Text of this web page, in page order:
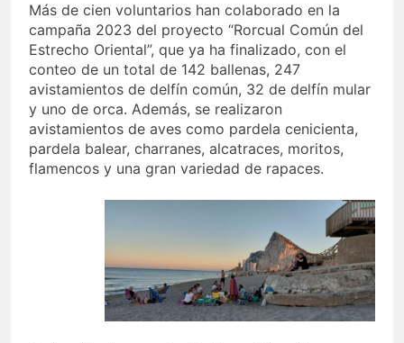
La feria se despide por todo
lo alto: Antonio José,
fuegos artificiales y música
hasta el amanecer
2 Semanas Atrás
Más de cien voluntarios han colaborado en la
campaña 2023 del proyecto “Rorcual Común del
Estrecho Oriental”, que ya ha finalizado, con el
conteo de un total de 142 ballenas, 247
avistamientos de delfín común, 32 de delfín mular
y uno de orca. Además, se realizaron
avistamientos de aves como pardela cenicienta,
pardela balear, charranes, alcatraces, moritos,
flamencos y una gran variedad de rapaces.